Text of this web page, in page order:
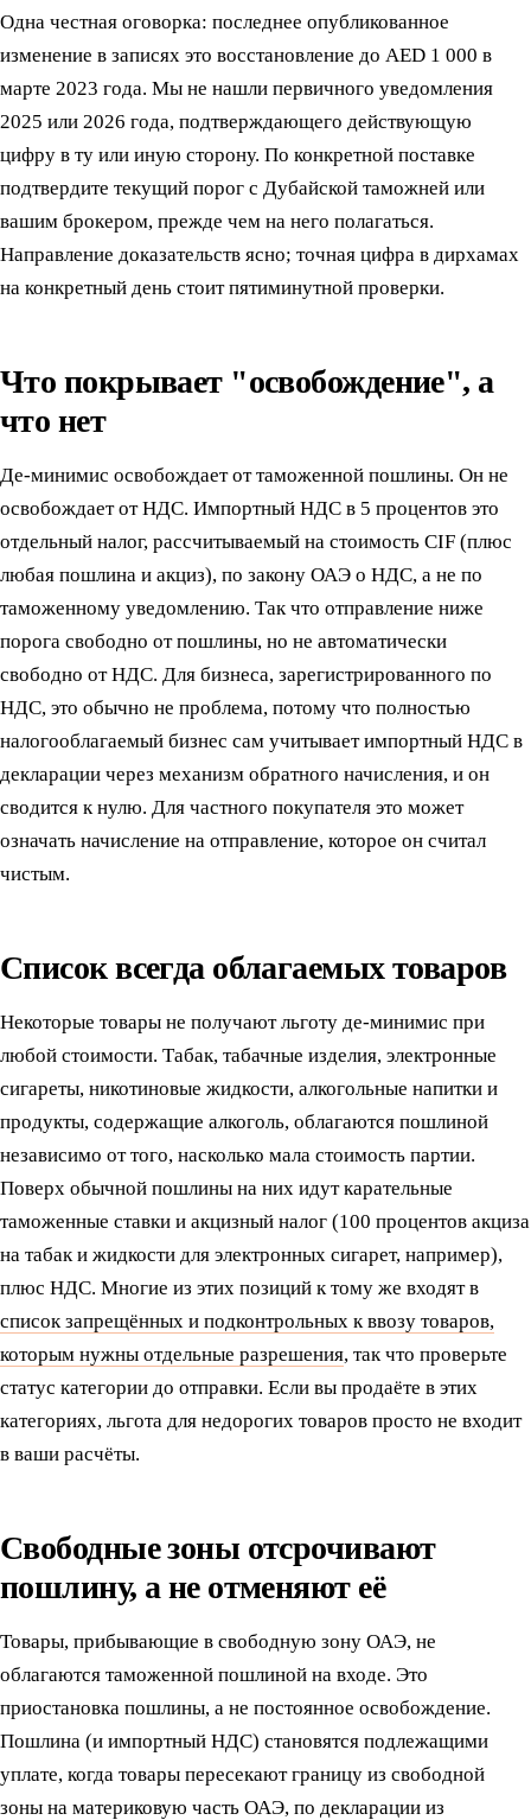
Одна честная оговорка: последнее опубликованное
изменение в записях это восстановление до AED 1 000 в
марте 2023 года. Мы не нашли первичного уведомления
2025 или 2026 года, подтверждающего действующую
цифру в ту или иную сторону. По конкретной поставке
подтвердите текущий порог с Дубайской таможней или
вашим брокером, прежде чем на него полагаться.
Направление доказательств ясно; точная цифра в дирхамах
на конкретный день стоит пятиминутной проверки.
Что покрывает "освобождение", а
что нет
Де-минимис освобождает от таможенной пошлины. Он не
освобождает от НДС. Импортный НДС в 5 процентов это
отдельный налог, рассчитываемый на стоимость CIF (плюс
любая пошлина и акциз), по закону ОАЭ о НДС, а не по
таможенному уведомлению. Так что отправление ниже
порога свободно от пошлины, но не автоматически
свободно от НДС. Для бизнеса, зарегистрированного по
НДС, это обычно не проблема, потому что полностью
налогооблагаемый бизнес сам учитывает импортный НДС в
декларации через механизм обратного начисления, и он
сводится к нулю. Для частного покупателя это может
означать начисление на отправление, которое он считал
чистым.
Список всегда облагаемых товаров
Некоторые товары не получают льготу де-минимис при
любой стоимости. Табак, табачные изделия, электронные
сигареты, никотиновые жидкости, алкогольные напитки и
продукты, содержащие алкоголь, облагаются пошлиной
независимо от того, насколько мала стоимость партии.
Поверх обычной пошлины на них идут карательные
таможенные ставки и акцизный налог (100 процентов акциза
на табак и жидкости для электронных сигарет, например),
плюс НДС. Многие из этих позиций к тому же входят в
список запрещённых и подконтрольных к ввозу товаров,
которым нужны отдельные разрешения, так что проверьте
статус категории до отправки. Если вы продаёте в этих
категориях, льгота для недорогих товаров просто не входит
в ваши расчёты.
Свободные зоны отсрочивают
пошлину, а не отменяют её
Товары, прибывающие в свободную зону ОАЭ, не
облагаются таможенной пошлиной на входе. Это
приостановка пошлины, а не постоянное освобождение.
Пошлина (и импортный НДС) становятся подлежащими
уплате, когда товары пересекают границу из свободной
зоны на материковую часть ОАЭ, по декларации из